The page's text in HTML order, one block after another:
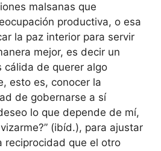
malsanas que
productiva, o esa
la paz interior para servir
mejor, es decir un
cálida de querer algo
esto es, conocer la
de gobernarse a sí
lo que depende de mí,
(ibíd.), para ajustar
reciprocidad que el otro